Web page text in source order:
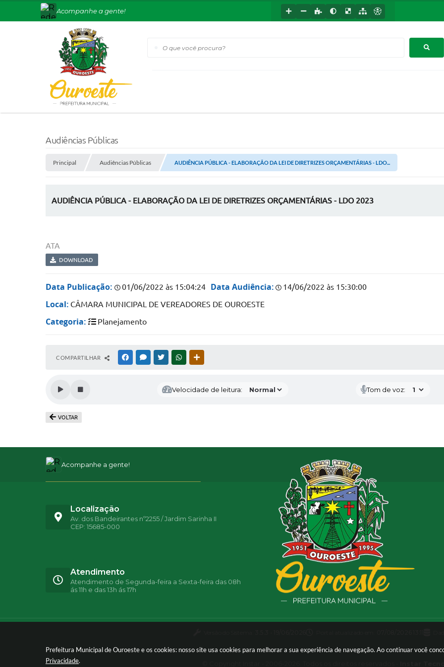
Prefeitura Municipal de Ouroeste e os cookies: nosso site usa cookies para melhorar a sua experiência de navegação. Ao continuar você
Privacidade.
O que você procura?
Acompanhe a gente!
Audiências Públicas
Principal Audiências Públicas AUDIÊNCIA PÚBLICA - ELABORAÇÃO DA LEI DE DIRETRIZES ORÇAMENTÁRIAS - LDO...
AUDIÊNCIA PÚBLICA - ELABORAÇÃO DA LEI DE DIRETRIZES ORÇAMENTÁRIAS - LDO 2023
ATA
DOWNLOAD
Data Publicação: 01/06/2022 às 15:04:24 Data Audiência: 14/06/2022 às 15:30:00
Local: CÂMARA MUNICIPAL DE VEREADORES DE OUROESTE
Categoria: Planejamento
COMPARTILHAR FACEBOOKMESSENGER
TWITTERWHATSAPP
Velocidade de leitura: Tom de voz:
VOLTAR
Acompanhe a gente!
Localização
Av. dos Bandeirantes nº2255 / Jardim Sarinha II
CEP: 15685-000
Atendimento
Atendimento de Segunda-feira a Sexta-feira das 08h
ás 11h e das 13h ás 17h